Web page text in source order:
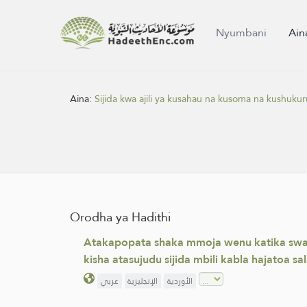
Nyumbani
Aina:Sijida kwa ajili ya kusahau na kusoma na
Orodha ya Hadithi
Atakapopata shaka mmoja wenu katika
kisha atasujudu sijida mbili kabla hajatoa
عربي الإنجليزية الأوردية